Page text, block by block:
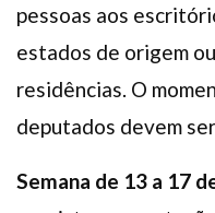
pessoas aos
estados de origem
residências. O
deputados devem
Semana de 13 a 17